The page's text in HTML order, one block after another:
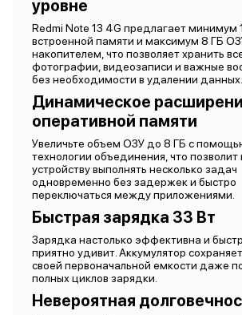
уровне
Redmi Note 13 4G предлагает минимум
встроенной памяти и максимум 8 ГБ
накопителем, что позволяет хранить
фотографии, видеозаписи и важные
без необходимости в удалении данных.
Динамическое
оперативной памяти
Увеличьте объем ОЗУ до 8 ГБ с
технологии объединения, что
устройству выполнять несколько задач
одновременно без задержек и быстро
переключаться между приложениями.
Быстрая зарядка 33 Вт
Зарядка настолько эффективна и
приятно удивит. Аккумулятор
своей первоначальной емкости даже
полных циклов зарядки.
Невероятная